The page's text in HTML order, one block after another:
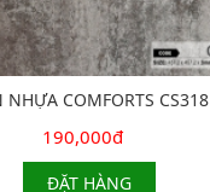
NHỰA COMFORTS CS318
190,000đ
ĐẶT HÀNG